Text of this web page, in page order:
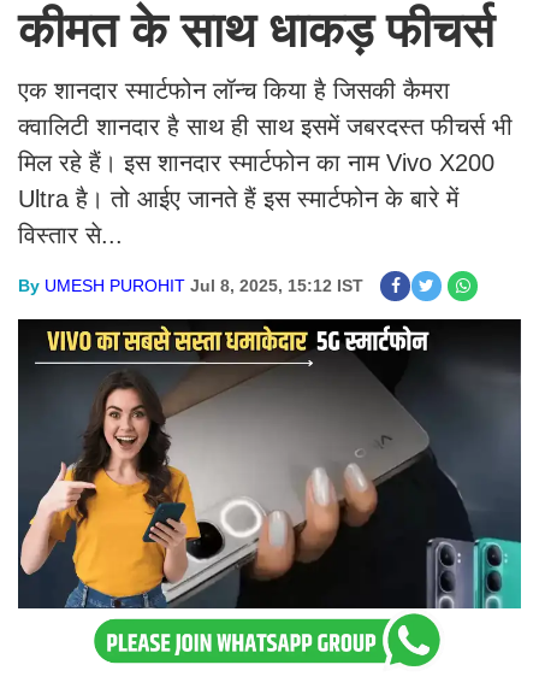
कीमत के साथ धाकड़ फीचर्स
एक शानदार स्मार्टफोन लॉन्च किया है जिसकी कैमरा
क्वालिटी शानदार है साथ ही साथ इसमें जबरदस्त फीचर्स भी
मिल रहे हैं। इस शानदार स्मार्टफोन का नाम Vivo X200
Ultra है। तो आईए जानते हैं इस स्मार्टफोन के बारे में
विस्तार से...
By UMESH PUROHIT Jul 8, 2025, 15:12 IST